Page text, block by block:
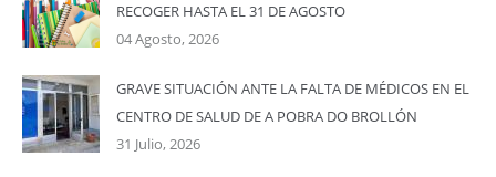
RECOGER HASTA EL 31 DE AGOSTO
04 Agosto, 2026
GRAVE SITUACIÓN ANTE LA FALTA DE MÉDICOS EN EL
CENTRO DE SALUD DE A POBRA DO BROLLÓN
31 Julio, 2026